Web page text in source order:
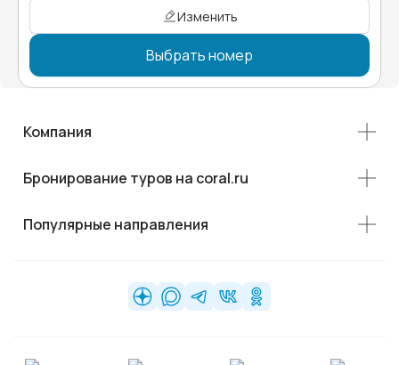
Изменить
Выбрать номер
Компания
Бронирование туров на coral.ru
Популярные направления